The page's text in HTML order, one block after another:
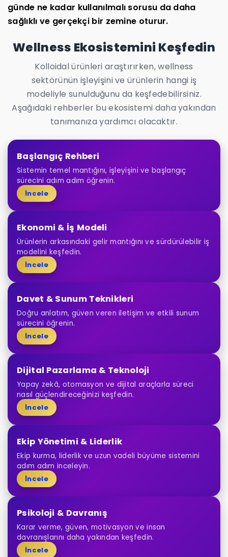
günde ne kadar kullanılmalı sorusu da daha
sağlıklı ve gerçekçi bir zemine oturur.
Wellness Ekosistemini Keşfedin
Kolloidal ürünleri araştırırken, wellness
sektörünün işleyişini ve ürünlerin hangi iş
modeliyle sunulduğunu da keşfedebilirsiniz.
Aşağıdaki rehberler bu ekosistemi daha yakından
tanımanıza yardımcı olacaktır.
Başlangıç Rehberi
Sistemin temel mantığını, işleyişini ve başlangıç
sürecini adım adım öğrenin.
İncele
Ekonomi & İş Modeli
Ürünlerin arkasındaki gelir mantığını ve sürdürülebilir iş
modelini keşfedin.
İncele
Davet & Sunum Teknikleri
Doğru anlatım, güven veren iletişim ve etkili sunum
sürecini öğrenin.
İncele
Dijital Pazarlama & Teknoloji
Yapay zekâ, otomasyon ve dijital araçlarla süreci
nasıl güçlendireceğinizi keşfedin.
İncele
Ekip Yönetimi & Liderlik
Ekip kurma, liderlik ve uzun vadeli büyüme sistemini
adım adım inceleyin.
İncele
Psikoloji & Davranış
Karar verme, güven, motivasyon ve insan
davranışlarını daha yakından keşfedin.
İncele